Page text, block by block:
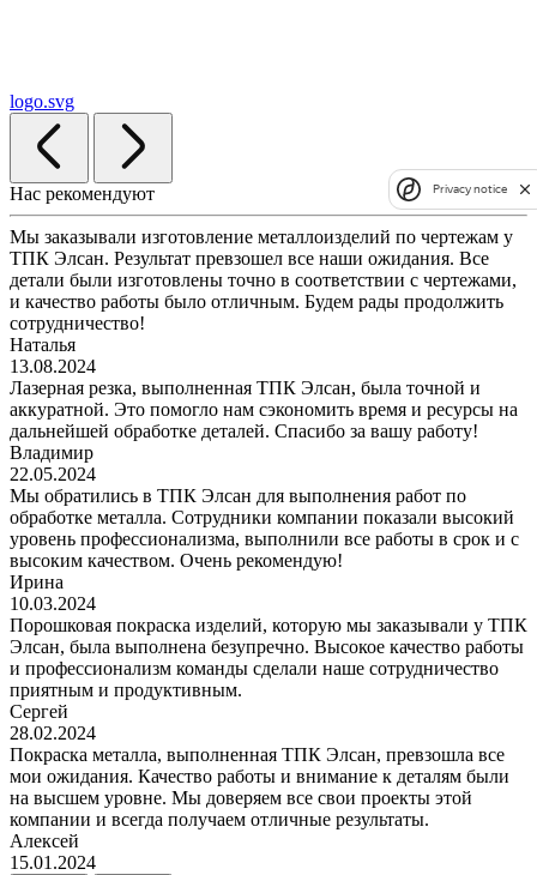
logo.svg
Нас рекомендуют
Мы заказывали изготовление металлоизделий по чертежам у
ТПК Элсан. Результат превзошел все наши ожидания. Все
детали были изготовлены точно в соответствии с чертежами,
и качество работы было отличным. Будем рады продолжить
сотрудничество!
Наталья
13.08.2024
Лазерная резка, выполненная ТПК Элсан, была точной и
аккуратной. Это помогло нам сэкономить время и ресурсы на
дальнейшей обработке деталей. Спасибо за вашу работу!
Владимир
22.05.2024
Мы обратились в ТПК Элсан для выполнения работ по
обработке металла. Сотрудники компании показали высокий
уровень профессионализма, выполнили все работы в срок и с
высоким качеством. Очень рекомендую!
Ирина
10.03.2024
Порошковая покраска изделий, которую мы заказывали у ТПК
Элсан, была выполнена безупречно. Высокое качество работы
и профессионализм команды сделали наше сотрудничество
приятным и продуктивным.
Сергей
28.02.2024
Покраска металла, выполненная ТПК Элсан, превзошла все
мои ожидания. Качество работы и внимание к деталям были
на высшем уровне. Мы доверяем все свои проекты этой
компании и всегда получаем отличные результаты.
Алексей
15.01.2024
Privacy notice